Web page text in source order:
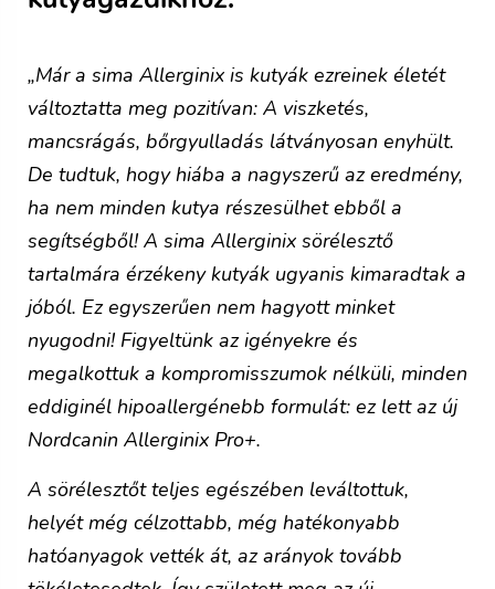
„Már a sima Allerginix is kutyák ezreinek életét
változtatta meg pozitívan: A viszketés,
mancsrágás, bőrgyulladás látványosan enyhült.
De tudtuk, hogy hiába a nagyszerű az eredmény,
ha nem minden kutya részesülhet ebből a
segítségből! A sima Allerginix sörélesztő
tartalmára érzékeny kutyák ugyanis kimaradtak a
jóból. Ez egyszerűen nem hagyott minket
nyugodni! Figyeltünk az igényekre és
megalkottuk a kompromisszumok nélküli, minden
eddiginél hipoallergénebb formulát: ez lett az új
Nordcanin Allerginix Pro+.
A sörélesztőt teljes egészében leváltottuk,
helyét még célzottabb, még hatékonyabb
hatóanyagok vették át, az arányok tovább